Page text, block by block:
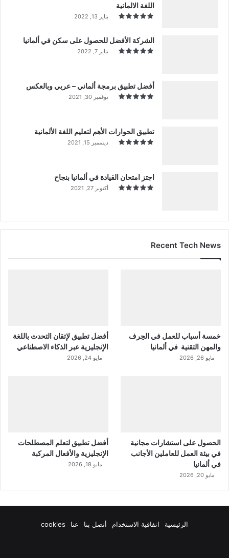
اللغة الالمانية
يناير 13, 2022
الشركة الأفضل للحصول على سكن في ألمانيا
يناير 7, 2022
أفضل تطبيق برمجة ألماني – عربي وبالعكس
نوفمبر 30, 2021
تطبيق الحوارات الأهم لتعليم اللغة الألمانية
ديسمبر 15, 2021
اجتز امتحان القيادة في ألمانيا بنجاح
أكتوبر 27, 2021
Recent Tech News
خمسة أسباب للعمل في الحِرف
والمهن التقنية في ألمانيا
مايو 26, 2026
أفضل تطبيق لإتقان التحدث باللغة
الإنجليزية عبر الذكاء الاصطناعي
مايو 24, 2026
الحصول على استشارات مجانية
في بيئة العمل للعاملين الأجانب
في ألمانيا
مايو 20, 2026
أفضل تطبيق لتعلم المصطلحات
الإنجليزية والأفعال المركبة
مايو 18, 2026
الرئيسية اتفاقية الاستخدام أتصل بنا عنا cookies